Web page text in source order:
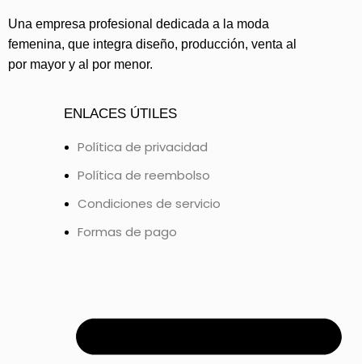
Una empresa profesional dedicada a la moda
femenina, que integra diseño, producción, venta al
por mayor y al por menor.
ENLACES ÚTILES
Política de privacidad
Política de reembolso
Condiciones de servicio
Formas de pago